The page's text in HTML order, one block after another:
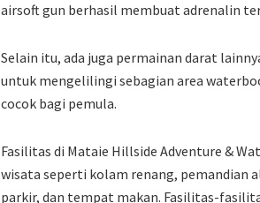
airsoft gun berhasil membuat adrenalin
Selain itu, ada juga permainan darat
untuk mengelilingi sebagian area
cocok bagi pemula.
Fasilitas di Mataie Hillside Adventure &
wisata seperti kolam renang, pemandian
parkir, dan tempat makan. Fasilitas-